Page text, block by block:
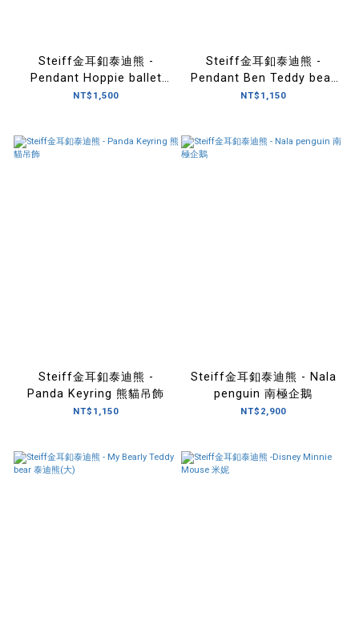
Steiff金耳釦泰迪熊 -
Pendant Hoppie ballet
rabbit 芭蕾舞兔吊飾
NT$1,500
Steiff金耳釦泰迪熊 -
Pendant Ben Teddy bear
泰迪熊吊飾(經典)
NT$1,150
Steiff金耳釦泰迪熊 -
Panda Keyring 熊貓吊飾
NT$1,150
Steiff金耳釦泰迪熊 - Nala
penguin 南極企鵝
NT$2,900